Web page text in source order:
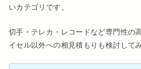
いカテゴリです。
切手・テレカ・レコードなど専門性の
イセル以外への相見積もりも検討して